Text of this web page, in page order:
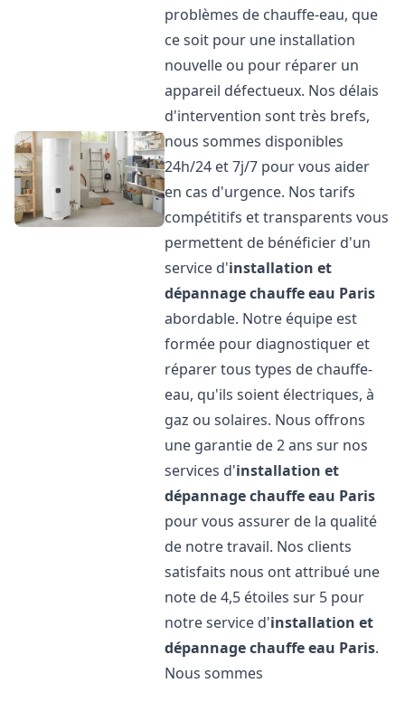
problèmes de chauffe-eau, que
ce soit pour une installation
nouvelle ou pour réparer un
appareil défectueux. Nos délais
d'intervention sont très brefs,
nous sommes disponibles
24h/24 et 7j/7 pour vous aider
en cas d'urgence. Nos tarifs
compétitifs et transparents vous
permettent de bénéficier d'un
service d'installation et
dépannage chauffe eau Paris
abordable. Notre équipe est
formée pour diagnostiquer et
réparer tous types de chauffe-
eau, qu'ils soient électriques, à
gaz ou solaires. Nous offrons
une garantie de 2 ans sur nos
services d'installation et
dépannage chauffe eau Paris
pour vous assurer de la qualité
de notre travail. Nos clients
satisfaits nous ont attribué une
note de 4,5 étoiles sur 5 pour
notre service d'installation et
dépannage chauffe eau Paris.
Nous sommes